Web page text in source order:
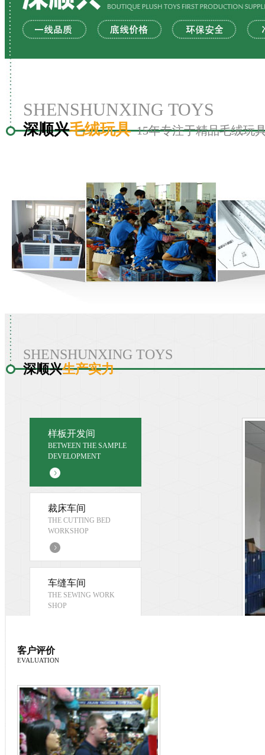
SHENSHUNXING TOYS
深顺兴毛绒玩具 15年专注于精品毛绒玩
SHENSHUNXING TOYS
深顺兴生产实力
样板开发间
BETWEEN THE SAMPLE
DEVELOPMENT
裁床车间
THE CUTTING BED
WORKSHOP
车缝车间
THE SEWING WORK
SHOP
充棉手工车间
产品检测
THE PRODUCT TEST
客户评价
EVALUATION